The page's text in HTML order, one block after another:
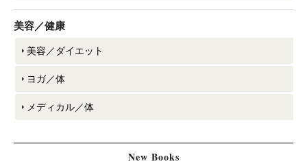
美容／健康
美容／ダイエット
ヨガ／体
メディカル／体
New Books